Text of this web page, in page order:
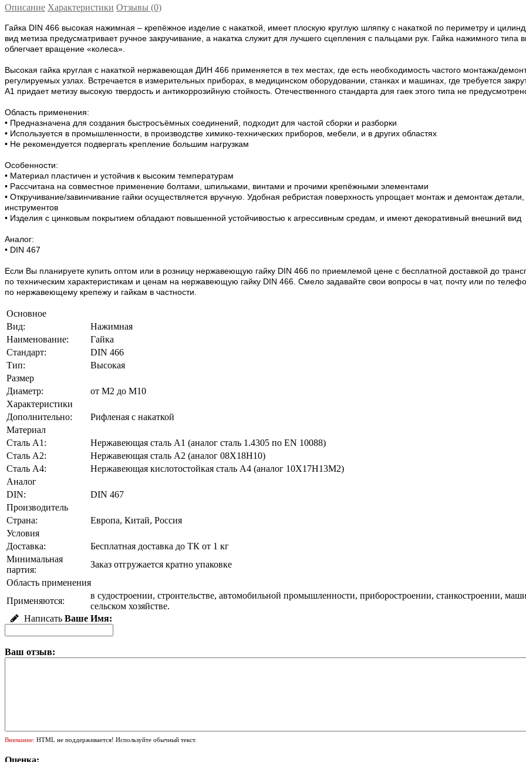
Описание Характеристики Отзывы (0)
Гайка DIN 466 высокая нажимная – крепёжное изделие с накаткой, имеет плоскую круглую шляпку с накаткой по периметру и
вид метиза предусматривает ручное закручивание, а накатка служит для лучшего сцепления с пальцами рук. Гайка нажимного типа
облегчает вращение «колеса».
Высокая гайка круглая с накаткой нержавеющая ДИН 466 применяется в тех местах, где есть необходимость частого монтажа/
регулируемых узлах. Встречается в измерительных приборах, в медицинском оборудовании, станках и машинах, где требуется
А1 придает метизу высокую твердость и антикоррозийную стойкость. Отечественного стандарта для гаек этого типа не
Область применения:
• Предназначена для создания быстросъёмных соединений, подходит для частой сборки и разборки
• Используется в промышленности, в производстве химико-технических приборов, мебели, и в других областях
• Не рекомендуется подвергать крепление большим нагрузкам
Особенности:
• Материал пластичен и устойчив к высоким температурам
• Рассчитана на совместное применение болтами, шпильками, винтами и прочими крепёжными элементами
• Откручивание/завинчивание гайки осуществляется вручную. Удобная ребристая поверхность упрощает монтаж и демонтаж
инструментов
• Изделия с цинковым покрытием обладают повышенной устойчивостью к агрессивным средам, и имеют декоративный внешний вид
Аналог:
• DIN 467
Если Вы планируете купить оптом или в розницу нержавеющую гайку DIN 466 по приемлемой цене с бесплатной доставкой до
по техническим характеристикам и ценам на нержавеющую гайку DIN 466. Смело задавайте свои вопросы в чат, почту или по
по нержавеющему крепежу и гайкам в частности.
Основное
Вид:
Нажимная
Наименование:
Гайка
Стандарт:
DIN 466
Тип:
Высокая
Размер
Диаметр:
от М2 до М10
Характеристики
Дополнительно:
Рифленая с накаткой
Материал
Сталь А1:
Нержавеющая сталь А1 (аналог сталь 1.4305 по EN 10088)
Сталь А2:
Нержавеющая сталь А2 (аналог 08Х18Н10)
Сталь A4:
Нержавеющая кислотостойкая сталь A4 (аналог 10Х17Н13М2)
Аналог
DIN:
DIN 467
Производитель
Страна:
Европа, Китай, Россия
Условия
Доставка:
Бесплатная доставка до ТК от 1 кг
Минимальная
партия:
Заказ отгружается кратно упаковке
Область применения
Применяются:
в судостроении, строительстве, автомобильной промышленности, приборостроении, станкостроении,
сельском хозяйстве.
Написать Ваше Имя:
Ваш отзыв:
Внимание: HTML не поддерживается! Используйте обычный текст.